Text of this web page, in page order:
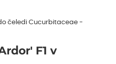
čeledi Cucurbitaceae -
F1 v